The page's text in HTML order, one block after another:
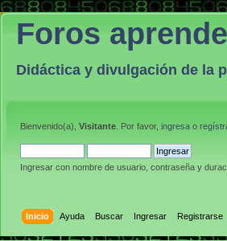
Foros
Didáctica y divulgación de la
Bienvenido(a), Visitante . Por favor, ingresa o
Ingresar con nombre de usuario, contraseña y
Inicio Ayuda Buscar Ingresar Registrarse